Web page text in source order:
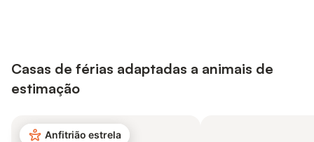
Casas de férias adaptadas a animais de
estimação
Anfitrião estrela